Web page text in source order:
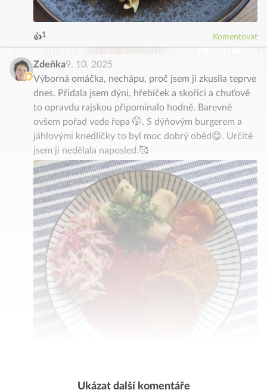
👍1
6
8
9
Komentovat
Zdeňka9. 10. 2025
Výborná omáčka, nechápu, proč jsem ji zkusila teprve
dnes. Přidala jsem dýni, hřebíček a skořici a chuťově
to opravdu rajskou připomínalo hodně. Barevně
ovšem pořad vede řepa 🤭. S dýňovým burgerem a
jáhlovými knedlíčky to byl moc dobrý oběd😋. Určitě
jsem ji nedělala naposled.🥰
Ukázat další komentáře